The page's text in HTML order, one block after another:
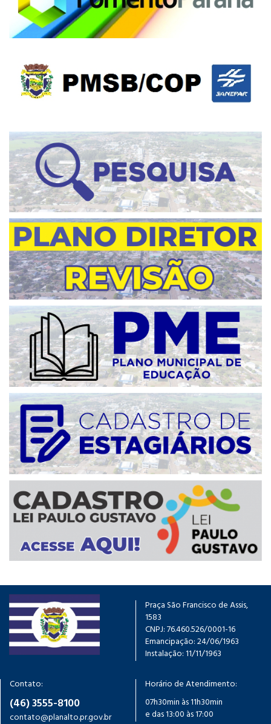
Praça São Francisco de Assis,
1583
CNPJ: 76.460.526/0001-16
Emancipação: 24/06/1963
Instalação: 11/11/1963
Contato:
(46) 3555-8100
contato@planalto.pr.gov.br
Horário de Atendimento:
07h30min às 11h30min
e das 13:00 às 17:00